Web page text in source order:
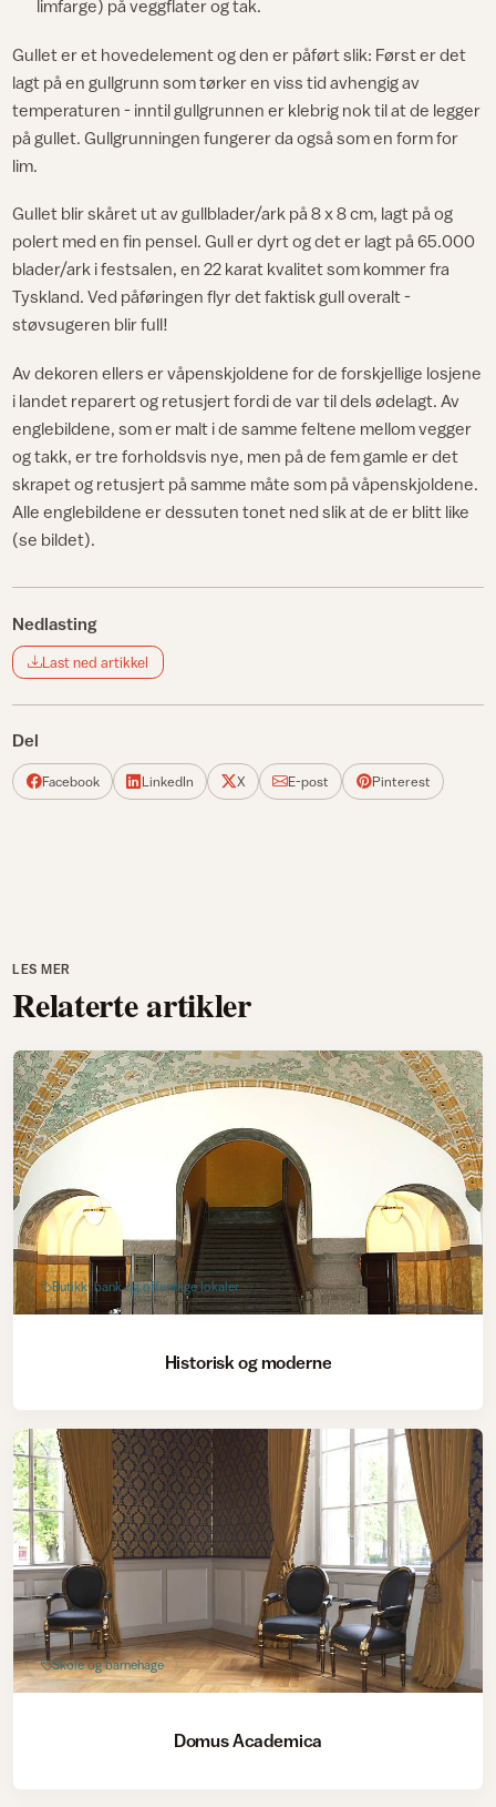
limfarge) på veggflater og tak.
Gullet er et hovedelement og den er påført slik: Først er det
lagt på en gullgrunn som tørker en viss tid avhengig av
temperaturen - inntil gullgrunnen er klebrig nok til at de legger
på gullet. Gullgrunningen fungerer da også som en form for
lim.
Gullet blir skåret ut av gullblader/ark på 8 x 8 cm, lagt på og
polert med en fin pensel. Gull er dyrt og det er lagt på 65.000
blader/ark i festsalen, en 22 karat kvalitet som kommer fra
Tyskland. Ved påføringen flyr det faktisk gull overalt -
støvsugeren blir full!
Av dekoren ellers er våpenskjoldene for de forskjellige losjene
i landet reparert og retusjert fordi de var til dels ødelagt. Av
englebildene, som er malt i de samme feltene mellom vegger
og takk, er tre forholdsvis nye, men på de fem gamle er det
skrapet og retusjert på samme måte som på våpenskjoldene.
Alle englebildene er dessuten tonet ned slik at de er blitt like
(se bildet).
Nedlasting
Last ned artikkel
Del
Facebook LinkedIn X E-post Pinterest
LES MER
Relaterte artikler
Butikk, bank og offentlige lokaler
Historisk og moderne
Skole og barnehage
Domus Academica